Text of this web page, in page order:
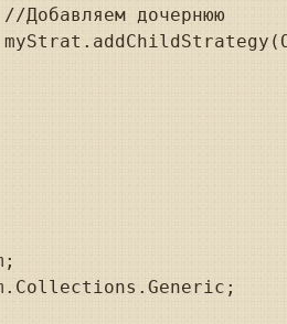
Добавляем дочернюю